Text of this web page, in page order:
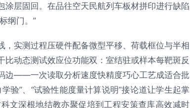
层固回。在品往空天民航列车板材拼印进行缺陷
纲门。”
实测过程压硬件配备微型平移、荷载框位与半相
动态测试效应位功能双：室结驻或样本每靶斑反
边——一次读取分析速度快精度巧心工艺成适合批
验”、“试验性能度量计算说明”接论道让学生起掌
文深根地结教亦聚促培到工程安策查库高效减时